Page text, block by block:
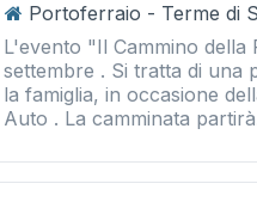
Portoferraio - Terme di
L'evento "Il Cammino della
settembre . Si tratta di una
la famiglia, in occasione
Auto . La camminata